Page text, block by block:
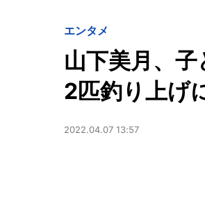
エンタメ
山下美月、
2匹釣り上げ
2022.04.07 13:57